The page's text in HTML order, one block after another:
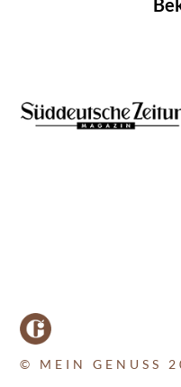
© MEIN GENUSS